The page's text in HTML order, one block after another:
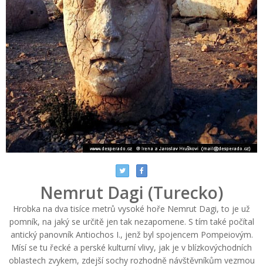
Nemrut Dagi (Turecko)
Hrobka na dva tisíce metrů vysoké hoře Nemrut Dagi, to je už
pomník, na jaký se určitě jen tak nezapomene. S tím také počítal
antický panovník Antiochos I., jenž byl spojencem Pompeiovým.
Mísí se tu řecké a perské kulturní vlivy, jak je v blízkovýchodních
oblastech zvykem, zdejší sochy rozhodně návštěvníkům vezmou